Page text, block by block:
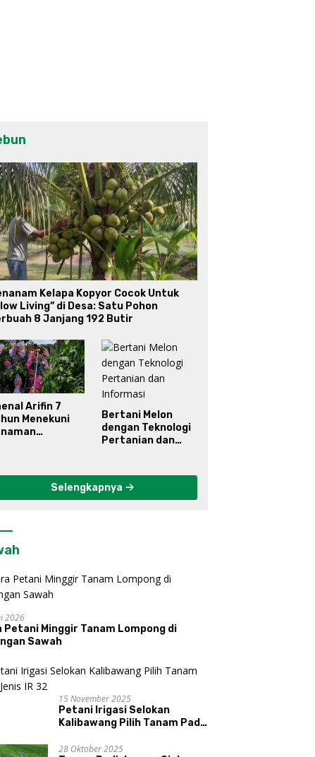
Kelapa Kopyor Cocok Untuk
Living” di Desa: Satu Pohon
8 Janjang 192 Butir
Arifin 7
Menekuni
Bertani Melon
dengan Teknologi
Pertanian dan
Selengkapnya
2026
Petani Minggir Tanam Lompong di
Sawah
15 November 2025
Petani Irigasi Selokan
Kalibawang Pilih Tanam Padi
28 Oktober 2025